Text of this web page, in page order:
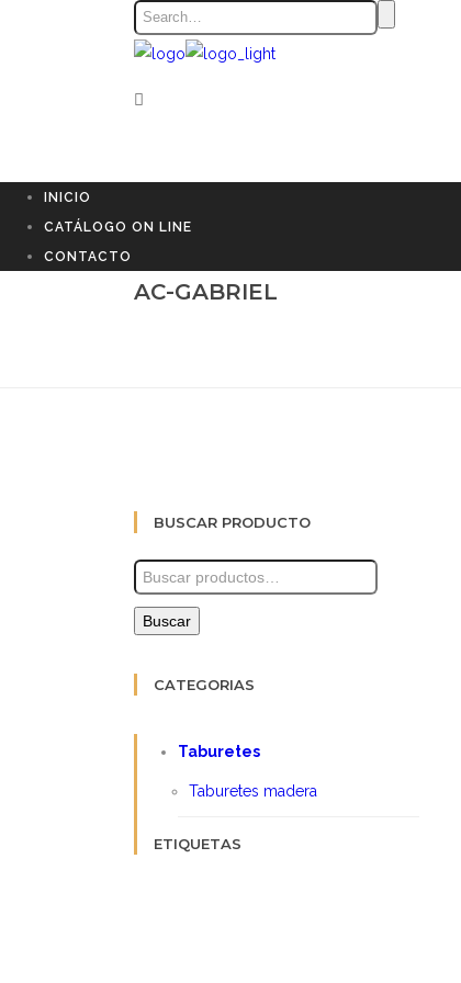
INICIO
CATÁLOGO ON LINE
CONTACTO
AC-GABRIEL
BUSCAR PRODUCTO
Buscar
por:
Buscar
CATEGORIAS
Taburetes
Taburetes madera
ETIQUETAS